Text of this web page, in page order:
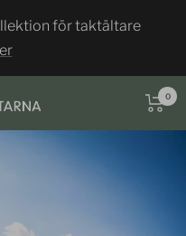
för taktältare
0